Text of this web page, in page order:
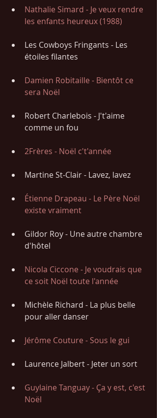
Nathalie Simard - Je veux rendre
les enfants heureux (1988)
Les Cowboys Fringants - Les
étoiles filantes
Damien Robitaille - Bientôt ce
sera Noël
Robert Charlebois - J't'aime
comme un fou
2Frères - Noël c't'année
Martine St-Clair - Lavez, lavez
Étienne Drapeau - Le Père Noël
existe vraiment
Gildor Roy - Une autre chambre
d'hôtel
Nicola Ciccone - Je voudrais que
ce soit Noël toute l'année
Michèle Richard - La plus belle
pour aller danser
Jérôme Couture - Sous le gui
Laurence Jalbert - Jeter un sort
Guylaine Tanguay - Ça y est, c'est
Noël